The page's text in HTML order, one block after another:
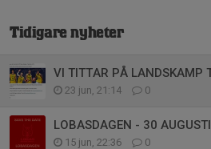
Tidigare nyheter
23 jun, 21:14 0
LOBASDAGEN - 30 AUGUSTI
15 jun, 22:36 0